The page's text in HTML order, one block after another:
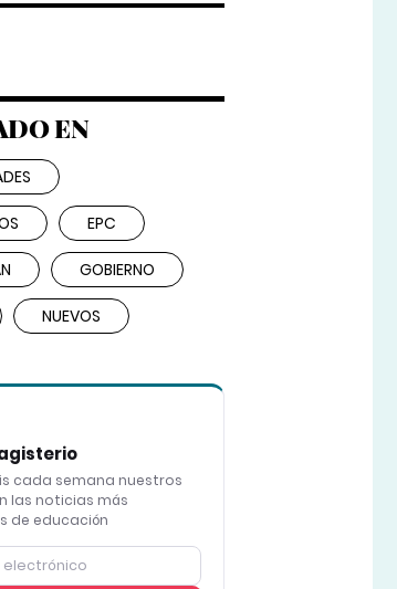
EN
EPC
GOBIERNO
NUEVOS
cada semana nuestros
las noticias más
de educación